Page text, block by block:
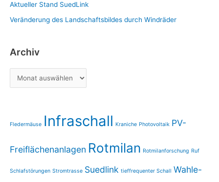
Aktueller Stand SuedLink
Veränderung des Landschaftsbildes durch Windräder
Archiv
Fledermäuse Infraschall Kraniche Photovoltaik PV-
Freiflächenanlagen Rotmilan Rotmilanforschung Ruf
Schlafstörungen Stromtrasse Suedlink tieffrequenter Schall Wahle-